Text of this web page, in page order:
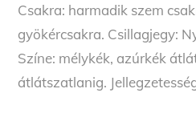
Csakra: harmadik szem
gyökércsakra. Csillagjegy:
Színe: mélykék, azúrkék
átlátszatlanig.